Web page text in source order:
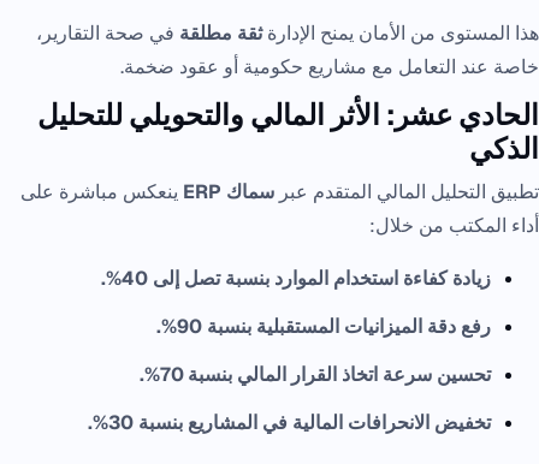
هذا المستوى من الأمان يمنح الإدارةثقة مطلقة في صحة التقارير،
خاصة عند التعامل مع مشاريع حكومية أو عقود ضخمة.
الحادي عشر: الأثر المالي والتحويلي للتحليل
الذكي
تطبيق التحليل المالي المتقدم عبر سماك ERP
ينعكس مباشرة على
أداء المكتب من خلال:
زيادة كفاءة استخدام الموارد بنسبة تصل إلى 40%.
رفع دقة الميزانيات المستقبلية بنسبة 90%.
تحسين سرعة اتخاذ القرار المالي بنسبة 70%.
تخفيض الانحرافات المالية في المشاريع بنسبة 30%.